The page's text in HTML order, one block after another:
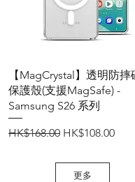
快速瀏覽
【MagCrystal】透明防摔
保護殼(支援MagSafe) -
Samsung S26 系列
一般價格
HK$168.00 促銷價格
HK$108.00
更多